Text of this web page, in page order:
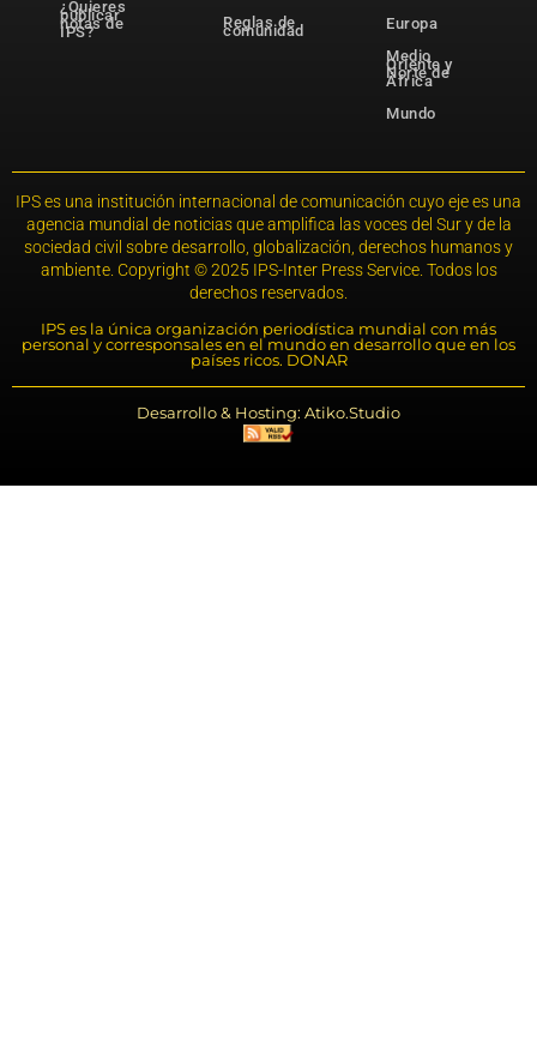
¿Quieres
publicar
notas de
IPS?
Reglas de
comunidad
Europa
Medio
Oriente y
Norte de
África
Mundo
IPS es una institución internacional de comunicación cuyo eje es una
agencia mundial de noticias que amplifica las voces del Sur y de la
sociedad civil sobre desarrollo, globalización, derechos humanos y
ambiente. Copyright © 2025 IPS-Inter Press Service. Todos los
derechos reservados.
IPS es la única organización periodística mundial con más
personal y corresponsales en el mundo en desarrollo que en los
países ricos. DONAR
Desarrollo & Hosting: Atiko.Studio